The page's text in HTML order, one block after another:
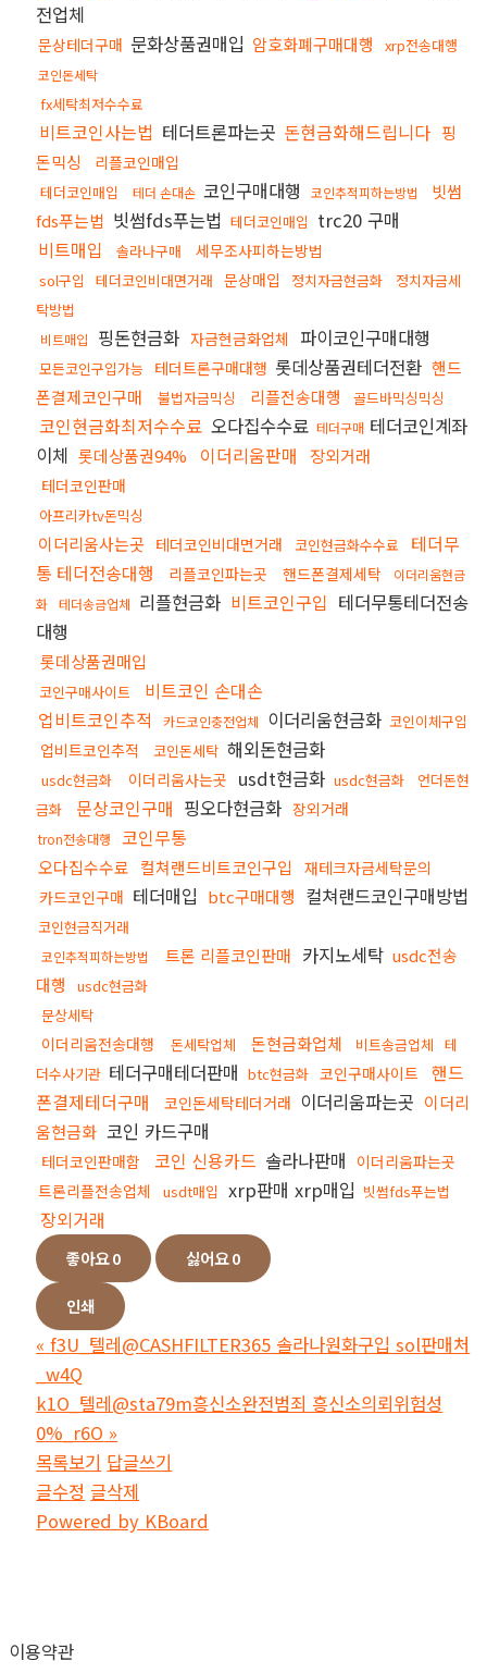
전업체
문상테더구매 문화상품권매입 암호화폐구매대행 xrp전송대행
코인돈세탁
fx세탁최저수수료
비트코인사는법 테더트론파는곳 돈현금화해드립니다 핑
돈믹싱
리플코인매입
테더코인매입 테더 손대손 코인구매대행 코인추적피하는방법
빗썸
fds푸는법 빗썸fds푸는법 테더코인매입 trc20 구매
비트매입
솔라나구매 세무조사피하는방법
sol구입 테더코인비대면거래 문상매입 정치자금현금화
정치자금세
탁방법
비트매입 핑돈현금화 자금현금화업체 파이코인구매대행
모든코인구입가능 테더트론구매대행 롯데상품권테더전환 핸드
폰결제코인구매
불법자금믹싱 리플전송대행 골드바믹싱믹싱
코인현금화최저수수료 오다집수수료 테더구매 테더코인계좌
이체 롯데상품권94% 이더리움판매 장외거래
테더코인판매
아프리카tv돈믹싱
이더리움사는곳 테더코인비대면거래 코인현금화수수료
테더무
통 테더전송대행
리플코인파는곳 핸드폰결제세탁
이더리움현금
화
테더송금업체 리플현금화 비트코인구입 테더무통테더전송
대행
롯데상품권매입
코인구매사이트
비트코인 손대손
업비트코인추적
카드코인충전업체 이더리움현금화 코인이체구입
업비트코인추적 코인돈세탁 해외돈현금화
usdc현금화 이더리움사는곳 usdt현금화 usdc현금화
언더돈현
금화
문상코인구매 핑오다현금화 장외거래
tron전송대행 코인무통
오다집수수료 컬쳐랜드비트코인구입
재테크자금세탁문의
카드코인구매 테더매입 btc구매대행 컬쳐랜드코인구매방법
코인현금직거래
코인추적피하는방법 트론 리플코인판매 카지노세탁 usdc전송
대행
usdc현금화
문상세탁
이더리움전송대행 돈세탁업체 돈현금화업체 비트송금업체 테
더수사기관 테더구매테더판매 btc현금화 코인구매사이트
핸드
폰결제테더구매
코인돈세탁테더거래 이더리움파는곳 이더리
움현금화 코인 카드구매
테더코인판매함 코인 신용카드 솔라나판매 이더리움파는곳
트론리플전송업체
usdt매입 xrp판매 xrp매입 빗썸fds푸는법
장외거래
좋아요0 싫어요0
인쇄
« f3U_텔레@CASHFILTER365 솔라나원화구입 sol판매처
_w4Q
k1O_텔레@sta79m흥신소완전범죄 흥신소의뢰위험성
0%_r6O »
목록보기 답글쓰기
글수정 글삭제
Powered by KBoard
이용약관